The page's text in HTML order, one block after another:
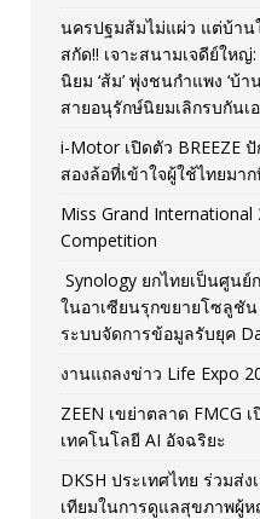
นครปฐมส้มไม่แผ่ว แต่บ้าน
สกัด!! เจาะสนามเจดีย์ให
นิยม ‘ส้ม’ พุ่งชนกำแพง ‘บ้
สายอนุรักษ์นิยมเลิกรบกันเ
i-Motor เปิดตัว BREEZE
สองล้อที่เข้าใจผู้ใช้ไทยมา
Miss Grand International
Competition
Synology ยกไทยเป็นศูนย์
ในอาเซียนรุกขยายโซลูชัน
ระบบจัดการข้อมูลรับยุค
งานแถลงข่าว Life Expo
ZEEN เขย่าตลาด FMCG
เทคโนโลยี AI อัจฉริยะ
DKSH ประเทศไทย ร่วมส่ง
เทียมในการดูแลสุขภาพผู้